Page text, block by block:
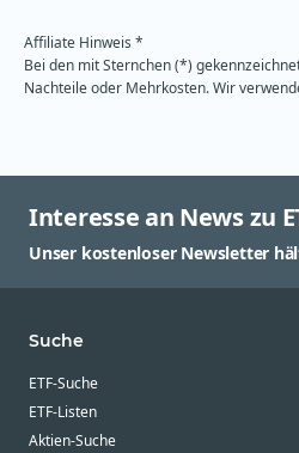
Affiliate Hinweis *
Bei den mit Sternchen (*)
Nachteile oder Mehrkosten. Wir
Interesse an News zu
Unser kostenloser Newsletter
Suche
ETF-Suche
ETF-Listen
Aktien-Suche